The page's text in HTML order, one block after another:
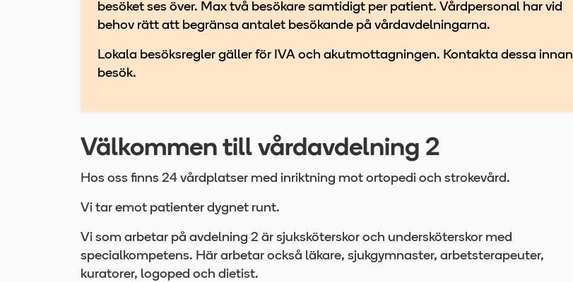
besöket ses över. Max två besökare samtidigt per patient. Vårdpersonal har vid
behov rätt att begränsa antalet besökande på vårdavdelningarna.
Lokala besöksregler gäller för IVA och akutmottagningen. Kontakta dessa innan
besök.
Välkommen till vårdavdelning 2
Hos oss finns 24 vårdplatser med inriktning mot ortopedi och strokevård.
Vi tar emot patienter dygnet runt.
Vi som arbetar på avdelning 2 är sjuksköterskor och undersköterskor med
specialkompetens. Här arbetar också läkare, sjukgymnaster, arbetsterapeuter,
kuratorer, logoped och dietist.